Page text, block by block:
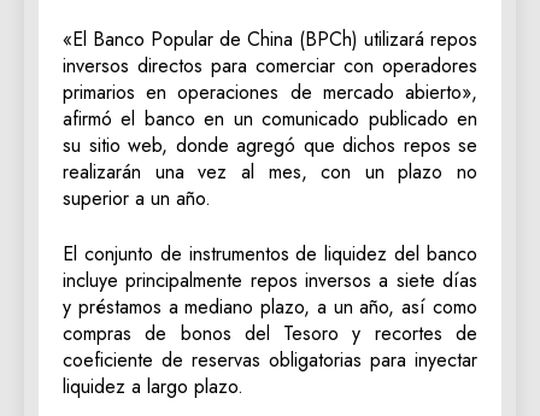
«El Banco Popular de China (BPCh) utilizará repos
inversos directos para comerciar con operadores
primarios en operaciones de mercado abierto»,
afirmó el banco en un comunicado publicado en
su sitio web, donde agregó que dichos repos se
realizarán una vez al mes, con un plazo no
superior a un año.
El conjunto de instrumentos de liquidez del banco
incluye principalmente repos inversos a siete días
y préstamos a mediano plazo, a un año, así como
compras de bonos del Tesoro y recortes de
coeficiente de reservas obligatorias para inyectar
liquidez a largo plazo.